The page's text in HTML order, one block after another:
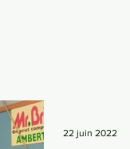
22 juin 2022